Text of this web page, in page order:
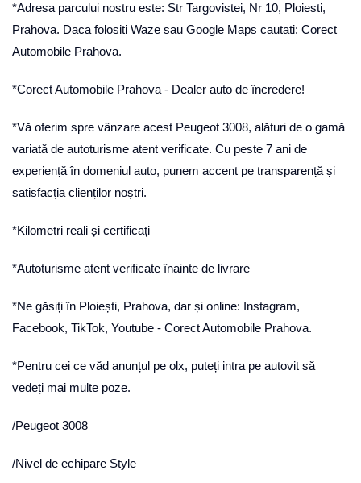
*Adresa parcului nostru este: Str Targovistei, Nr 10, Ploiesti,
Prahova. Daca folositi Waze sau Google Maps cautati: Corect
Automobile Prahova.
*Corect Automobile Prahova - Dealer auto de încredere!
*Vă oferim spre vânzare acest Peugeot 3008, alături de o gamă
variată de autoturisme atent verificate. Cu peste 7 ani de
experiență în domeniul auto, punem accent pe transparență și
satisfacția clienților noștri.
*Kilometri reali și certificați
*Autoturisme atent verificate înainte de livrare
*Ne găsiți în Ploiești, Prahova, dar și online: Instagram,
Facebook, TikTok, Youtube - Corect Automobile Prahova.
*Pentru cei ce văd anunțul pe olx, puteți intra pe autovit să
vedeți mai multe poze.
/Peugeot 3008
/Nivel de echipare Style